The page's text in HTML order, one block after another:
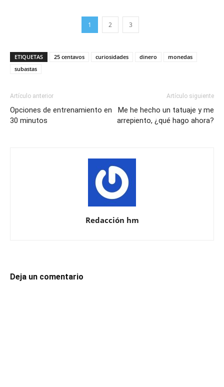
1 2 3
ETIQUETAS 25 centavos curiosidades dinero
monedas
subastas
Artículo anterior
Opciones de entrenamiento en
30 minutos
Artículo siguiente
Me he hecho un tatuaje y me
arrepiento, ¿qué hago ahora?
Redacción hm
Deja un comentario